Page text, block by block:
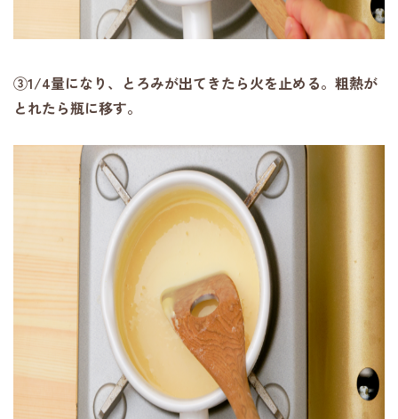
③1/4量になり、とろみが出てきたら火を止める。粗熱が
とれたら瓶に移す。